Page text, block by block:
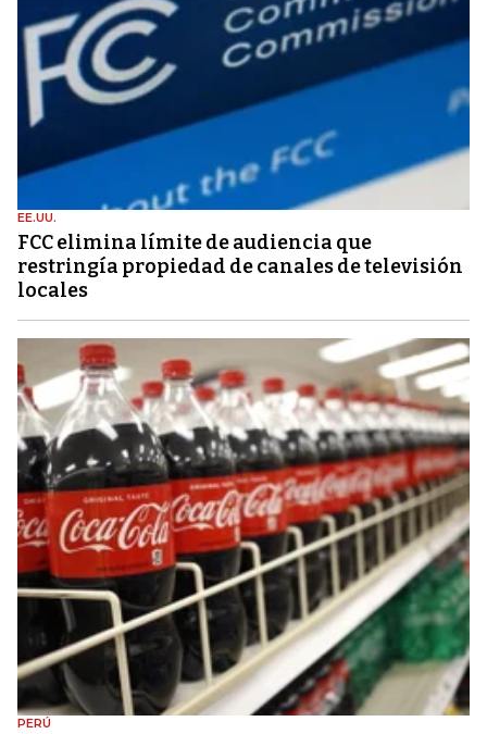
EE.UU.
FCC elimina límite de audiencia que
restringía propiedad de canales de televisión
locales
PERÚ